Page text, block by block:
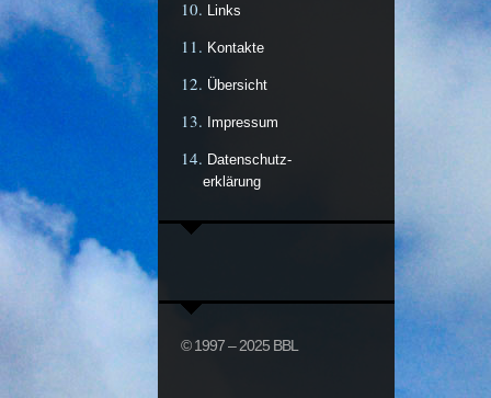
Links
Kontakte
Übersicht
Impressum
Datenschutz-
erklärung
© 1997 – 2025 BBL